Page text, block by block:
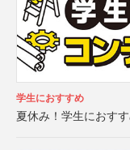
学生におすすめ
夏休み！学生におす